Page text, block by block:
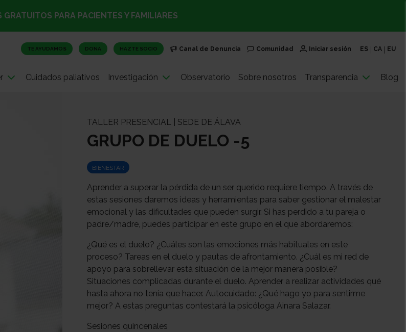
GRATUITOS PARA PACIENTES Y FAMILIARES
TE AYUDAMOS DONA HAZTE SOCIO Canal de Denuncia Comunidad Iniciar sesión ES CA EU
Cuidados paliativos Investigación Observatorio Sobre nosotros Transparencia Blog
TALLER PRESENCIAL | SEDE DE ÁLAVA
GRUPO DE DUELO -5
BIENESTAR
Aprender a superar la pérdida de un ser querido requiere tiempo. A través de
estas sesiones daremos ideas y herramientas para saber gestionar el malestar
emocional y las dificultades que pueden surgir. Si has perdido a tu pareja o
padre/madre, puedes participar en este grupo en el que abordaremos:
¿Qué es el duelo? ¿Cuáles son las emociones más habituales en este
proceso? Tareas en el duelo y pautas de afrontamiento. ¿Cuál es mi red de
apoyo para sobrellevar está situación de la mejor manera posible?
Situaciones complicadas durante el duelo. Aprender a realizar actividades qué
hasta ahora no tenía que hacer. Autocuidado: ¿Qué hago yo para sentirme
mejor? A estas preguntas contestará la psicóloga Ainara Salazar.
Sesiones quincenales